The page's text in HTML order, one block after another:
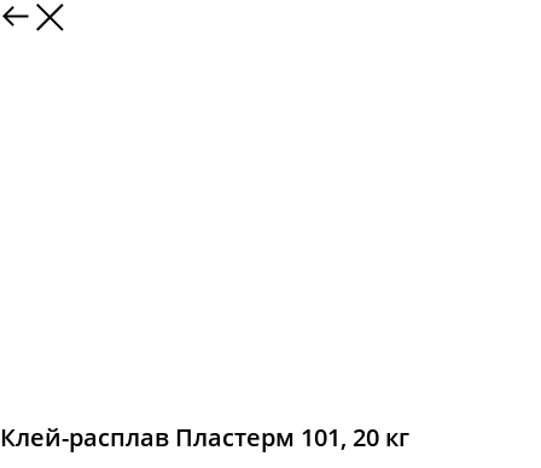
Клей-расплав Пластерм 101, 20 кг